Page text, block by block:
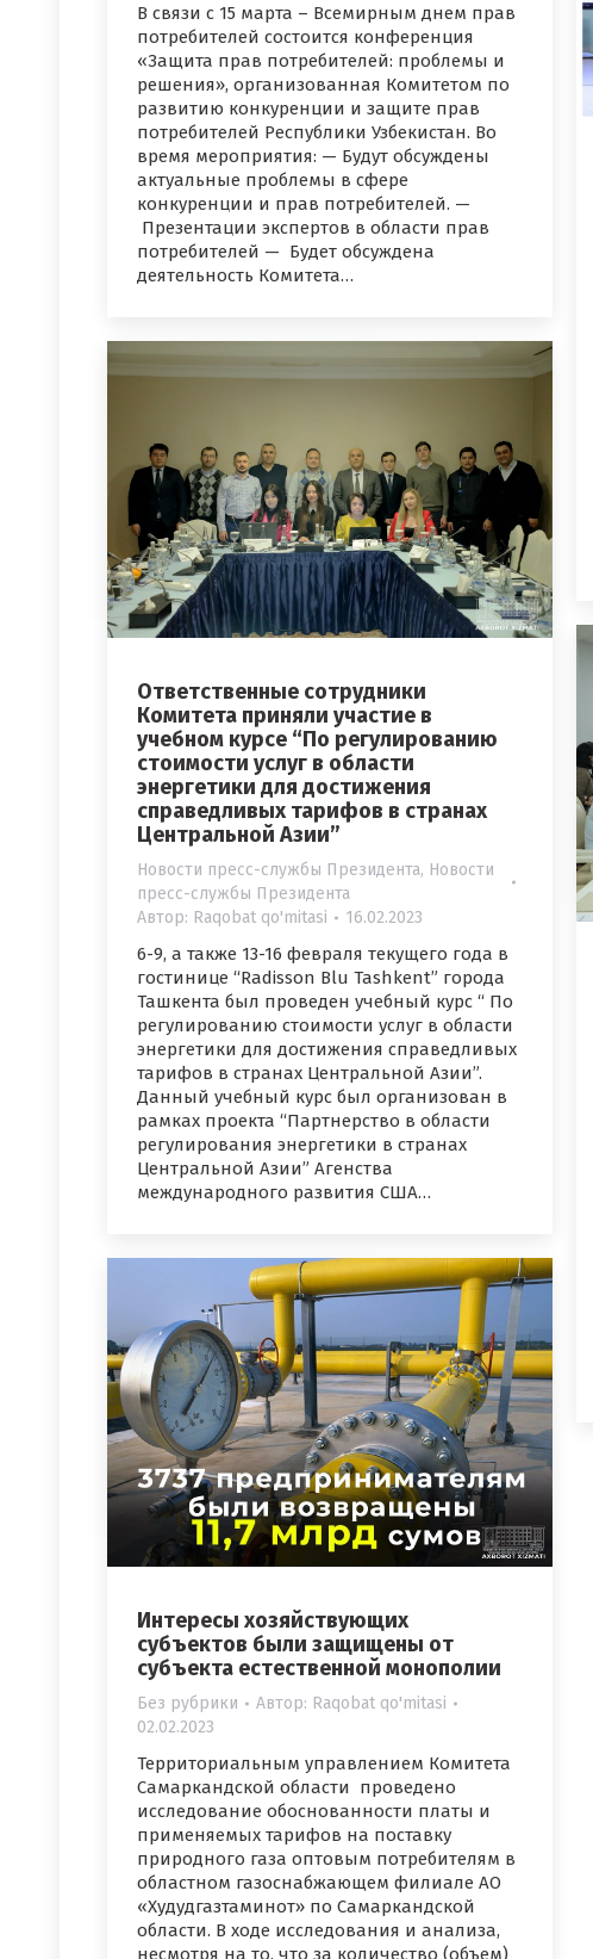
В связи с 15 марта – Всемирным днем ​​прав
потребителей состоится конференция
«Защита прав потребителей: проблемы и
решения», организованная Комитетом по
развитию конкуренции и защите прав
потребителей Республики Узбекистан. Во
время мероприятия: — Будут обсуждены
актуальные проблемы в сфере
конкуренции и прав потребителей. —
Презентации экспертов в области прав
потребителей — Будет обсуждена
деятельность Комитета…
Ответственные сотрудники
Комитета приняли участие в
учебном курсе “По регулированию
стоимости услуг в области
энергетики для достижения
справедливых тарифов в странах
Центральной Азии”
Новости пресс-службы Президента, Новости
пресс-службы Президента
Автор: Raqobat qo'mitasi 16.02.2023
6-9, а также 13-16 февраля текущего года в
гостинице “Radisson Blu Tashkent” города
Ташкента был проведен учебный курс “ По
регулированию стоимости услуг в области
энергетики для достижения справедливых
тарифов в странах Центральной Азии”.
Данный учебный курс был организован в
рамках проекта “Партнерство в области
регулирования энергетики в странах
Центральной Азии” Агенства
международного развития США…
Интересы хозяйствующих
субъектов были защищены от
субъекта естественной монополии
Без рубрики Автор: Raqobat qo'mitasi
02.02.2023
Территориальным управлением Комитета
Самаркандской области проведено
исследование обоснованности платы и
применяемых тарифов на поставку
природного газа оптовым потребителям в
областном газоснабжающем филиале АО
«Худудгазтаминот» по Самаркандской
области. В ходе исследования и анализа,
несмотря на то, что за количество (объем)